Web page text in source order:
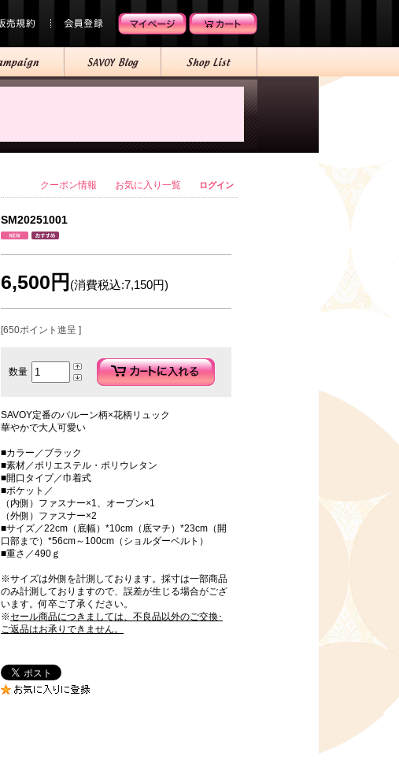
クーポン情報 お気に入り一覧 ログイン
SM20251001
SAVOY定番のバルーン柄×花柄リュック
華やかで大人可愛い
■カラー／ブラック
■素材／ポリエステル・ポリウレタン
■開口タイプ／巾着式
■ポケット／
（内側）ファスナー×1、オープン×1
（外側）ファスナー×2
■サイズ／22cm（底幅）*10cm（底マチ）*23cm（開
口部まで）*56cm～100cm（ショルダーベルト）
■重さ／490ｇ
※サイズは外側を計測しております。採寸は一部商品
のみ計測しておりますので、誤差が生じる場合がござ
います。何卒ご了承ください。
※セール商品につきましては、不良品以外のご交換･
ご返品はお承りできません。
6,500円 (消費税込:7,150円)
[650ポイント進呈 ]
数量